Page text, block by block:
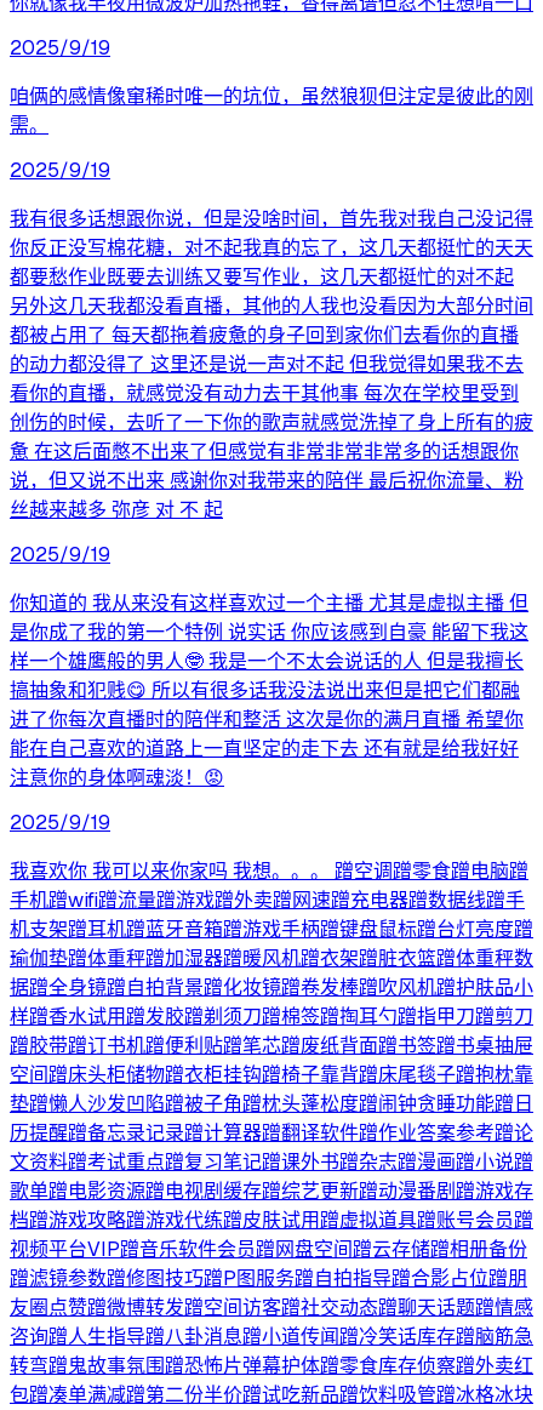
2025/9/19
咱俩的感情像窜稀时唯一的坑位，虽然狼狈但注定是彼此的刚
需。
2025/9/19
我有很多话想跟你说，但是没啥时间，首先我对我自己没记得
你反正没写棉花糖，对不起我真的忘了，这几天都挺忙的天天
都要愁作业既要去训练又要写作业，这几天都挺忙的对不起
另外这几天我都没看直播，其他的人我也没看因为大部分时间
都被占用了 每天都拖着疲惫的身子回到家你们去看你的直播
的动力都没得了 这里还是说一声对不起 但我觉得如果我不去
看你的直播，就感觉没有动力去干其他事 每次在学校里受到
创伤的时候，去听了一下你的歌声就感觉洗掉了身上所有的疲
惫 在这后面憋不出来了但感觉有非常非常非常多的话想跟你
说，但又说不出来 感谢你对我带来的陪伴 最后祝你流量、粉
丝越来越多 弥彦 对 不 起
2025/9/19
你知道的 我从来没有这样喜欢过一个主播 尤其是虚拟主播 但
是你成了我的第一个特例 说实话 你应该感到自豪 能留下我这
样一个雄鹰般的男人🤓 我是一个不太会说话的人 但是我擅长
搞抽象和犯贱😋 所以有很多话我没法说出来但是把它们都融
进了你每次直播时的陪伴和整活 这次是你的满月直播 希望你
能在自己喜欢的道路上一直坚定的走下去 还有就是给我好好
注意你的身体啊魂淡！😡
2025/9/19
我喜欢你 我可以来你家吗 我想。。。 蹭空调蹭零食蹭电脑蹭
手机蹭wifi蹭流量蹭游戏蹭外卖蹭网速蹭充电器蹭数据线蹭手
机支架蹭耳机蹭蓝牙音箱蹭游戏手柄蹭键盘鼠标蹭台灯亮度蹭
瑜伽垫蹭体重秤蹭加湿器蹭暖风机蹭衣架蹭脏衣篮蹭体重秤数
据蹭全身镜蹭自拍背景蹭化妆镜蹭卷发棒蹭吹风机蹭护肤品小
样蹭香水试用蹭发胶蹭剃须刀蹭棉签蹭掏耳勺蹭指甲刀蹭剪刀
蹭胶带蹭订书机蹭便利贴蹭笔芯蹭废纸背面蹭书签蹭书桌抽屉
空间蹭床头柜储物蹭衣柜挂钩蹭椅子靠背蹭床尾毯子蹭抱枕靠
垫蹭懒人沙发凹陷蹭被子角蹭枕头蓬松度蹭闹钟贪睡功能蹭日
历提醒蹭备忘录记录蹭计算器蹭翻译软件蹭作业答案参考蹭论
文资料蹭考试重点蹭复习笔记蹭课外书蹭杂志蹭漫画蹭小说蹭
歌单蹭电影资源蹭电视剧缓存蹭综艺更新蹭动漫番剧蹭游戏存
档蹭游戏攻略蹭游戏代练蹭皮肤试用蹭虚拟道具蹭账号会员蹭
视频平台VIP蹭音乐软件会员蹭网盘空间蹭云存储蹭相册备份
蹭滤镜参数蹭修图技巧蹭P图服务蹭自拍指导蹭合影占位蹭朋
友圈点赞蹭微博转发蹭空间访客蹭社交动态蹭聊天话题蹭情感
咨询蹭人生指导蹭八卦消息蹭小道传闻蹭冷笑话库存蹭脑筋急
转弯蹭鬼故事氛围蹭恐怖片弹幕护体蹭零食库存侦察蹭外卖红
包蹭凑单满减蹭第二份半价蹭试吃新品蹭饮料吸管蹭冰格冰块